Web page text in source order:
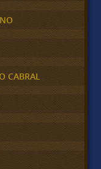
CABRAL